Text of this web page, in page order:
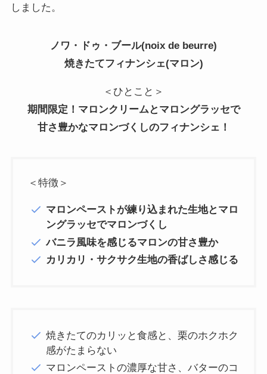
しました。
ノワ・ドゥ・ブール(noix de beurre)
焼きたてフィナンシェ(マロン)
＜ひとこと＞
期間限定！マロンクリームとマロングラッセで
甘さ豊かなマロンづくしのフィナンシェ！
＜特徴＞
マロンペーストが練り込まれた生地とマロ
ングラッセでマロンづくし
バニラ風味を感じるマロンの甘さ豊か
カリカリ・サクサク生地の香ばしさ感じる
焼きたてのカリッと食感と、栗のホクホク
感がたまらない
マロンペーストの濃厚な甘さ、バターのコ